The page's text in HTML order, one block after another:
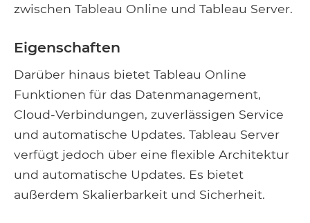
zwischen Tableau Online und Tableau Server.
Eigenschaften
Darüber hinaus bietet Tableau Online
Funktionen für das Datenmanagement,
Cloud-Verbindungen, zuverlässigen Service
und automatische Updates. Tableau Server
verfügt jedoch über eine flexible Architektur
und automatische Updates. Es bietet
außerdem Skalierbarkeit und Sicherheit.